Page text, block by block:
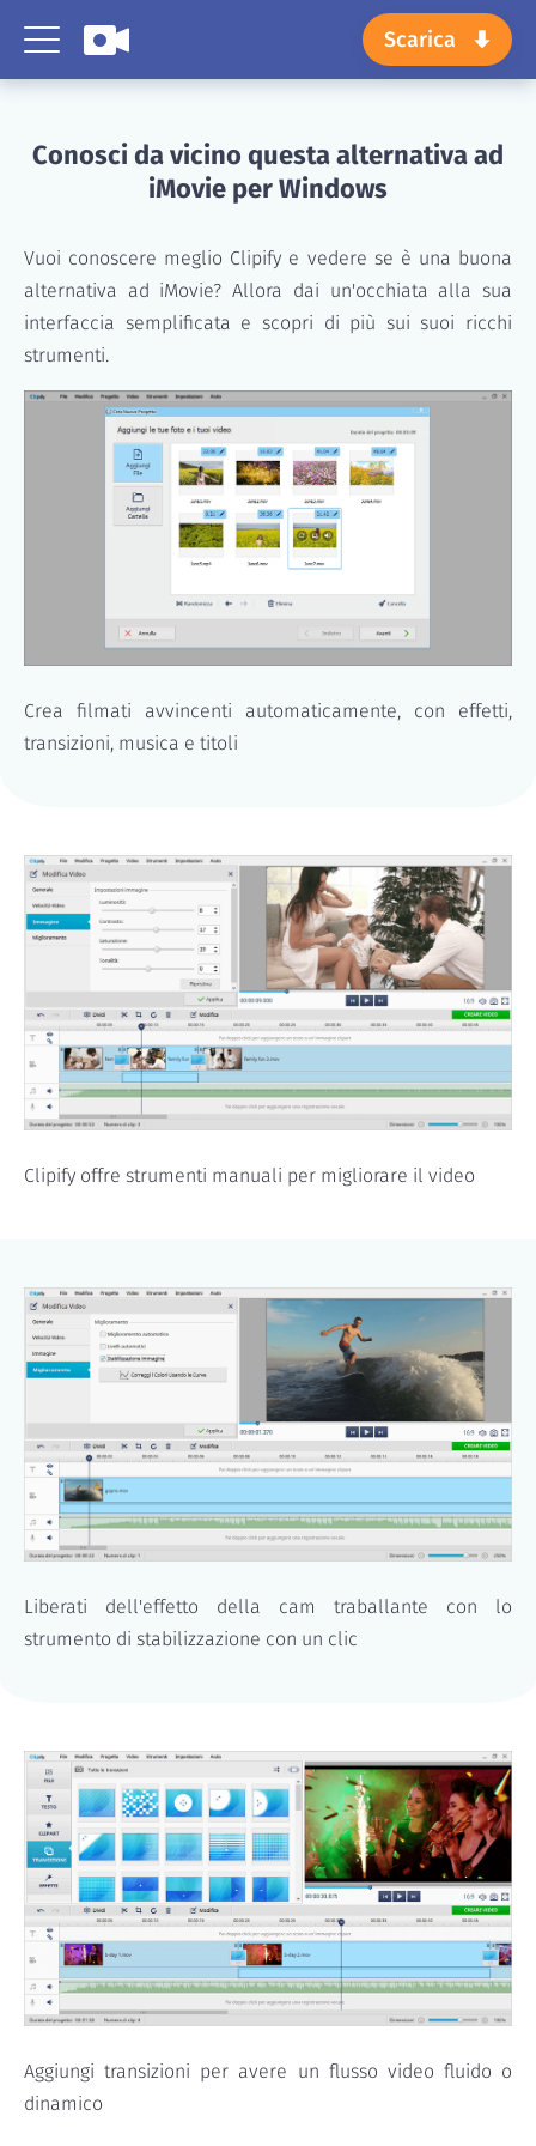
Scarica
Conosci da vicino questa alternativa ad
iMovie per Windows
Vuoi conoscere meglio Clipify e vedere se è una buona
alternativa ad iMovie? Allora dai un'occhiata alla sua
interfaccia semplificata e scopri di più sui suoi ricchi
strumenti.
Crea filmati avvincenti automaticamente, con effetti,
transizioni, musica e titoli
Clipify offre strumenti manuali per migliorare il video
Liberati dell'effetto della cam traballante con lo
strumento di stabilizzazione con un clic
Aggiungi transizioni per avere un flusso video fluido o
dinamico